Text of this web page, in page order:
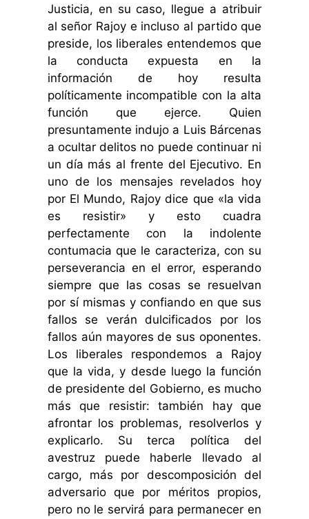
Justicia, en su caso, llegue a atribuir
al señor Rajoy e incluso al partido que
preside, los liberales entendemos que
la conducta expuesta en la
información de hoy resulta
políticamente incompatible con la alta
función que ejerce. Quien
presuntamente indujo a Luis Bárcenas
a ocultar delitos no puede continuar ni
un día más al frente del Ejecutivo. En
uno de los mensajes revelados hoy
por El Mundo, Rajoy dice que «la vida
es resistir» y esto cuadra
perfectamente con la indolente
contumacia que le caracteriza, con su
perseverancia en el error, esperando
siempre que las cosas se resuelvan
por sí mismas y confiando en que sus
fallos se verán dulcificados por los
fallos aún mayores de sus oponentes.
Los liberales respondemos a Rajoy
que la vida, y desde luego la función
de presidente del Gobierno, es mucho
más que resistir: también hay que
afrontar los problemas, resolverlos y
explicarlo. Su terca política del
avestruz puede haberle llevado al
cargo, más por descomposición del
adversario que por méritos propios,
pero no le servirá para permanecer en